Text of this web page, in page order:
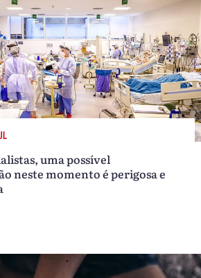
uma possível
neste momento é perigosa e